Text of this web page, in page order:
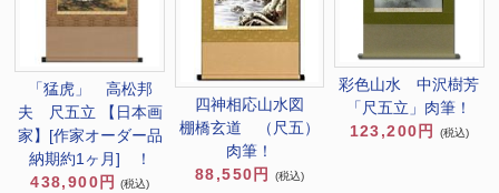
「猛虎」 高松邦
夫 尺五立 【日本画
家】[作家オーダー品
納期約1ヶ月] ！
438,900円
(税込)
四神相応山水図
棚橋玄道 （尺五）
肉筆！
88,550円
(税込)
彩色山水 中沢樹芳
「尺五立」肉筆！
123,200円
(税込)